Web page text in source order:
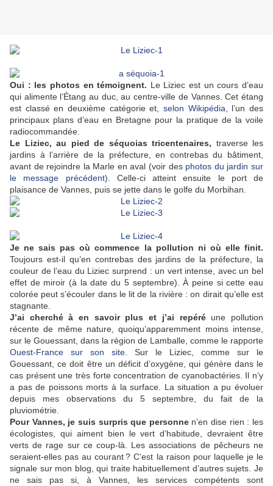
Oui : les photos en témoignent. Le Liziec est un cours d’eau
qui alimente l’Étang au duc, au centre-ville de Vannes. Cet étang
est classé en deuxième catégorie et, selon Wikipédia , l’un des
principaux plans d’eau en Bretagne pour la pratique de la voile
radiocommandée.
Le Liziec, au pied de séquoias tricentenaires, traverse les
jardins à l’arrière de la préfecture, en contrebas du bâtiment,
avant de rejoindre la Marle en aval (voir des photos du jardin sur
le message précédent) . Celle-ci atteint ensuite le port de
plaisance de Vannes, puis se jette dans le golfe du Morbihan.
Je ne sais pas où commence la pollution ni où elle finit.
Toujours est-il qu’en contrebas des jardins de la préfecture, la
couleur de l’eau du Liziec surprend : un vert intense, avec un bel
effet de miroir (à la date du 5 septembre). À peine si cette eau
colorée peut s’écouler dans le lit de la rivière : on dirait qu’elle est
stagnante.
J’ai cherché à en savoir plus et j’ai repéréune pollution
récente de même nature, quoiqu’apparemment moins intense,
sur le Gouessant, dans la région de Lamballe, comme le rapporte
Ouest-France sur son site . Sur le Liziec, comme sur le
Gouessant, ce doit être un déficit d’oxygène, qui génère dans le
cas présent une très forte concentration de cyanobactéries. Il n’y
a pas de poissons morts à la surface. La situation a pu évoluer
depuis mes observations du 5 septembre, du fait de la
pluviométrie.
Pour Vannes, je suis surpris que personnen’en dise rien : les
écologistes, qui aiment bien le vert d’habitude, devraient être
verts de rage sur ce coup-là. Les associations de pêcheurs ne
seraient-elles pas au courant ? C’est la raison pour laquelle je le
signale sur mon blog, qui traite habituellement d’autres sujets. Je
ne sais pas si, à Vannes, les services compétents sont